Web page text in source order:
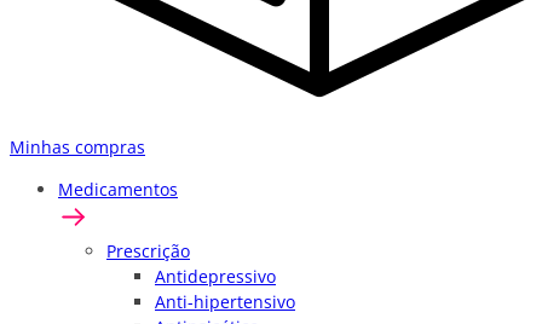
Minhas compras
Medicamentos
Prescrição
Antidepressivo
Anti-hipertensivo